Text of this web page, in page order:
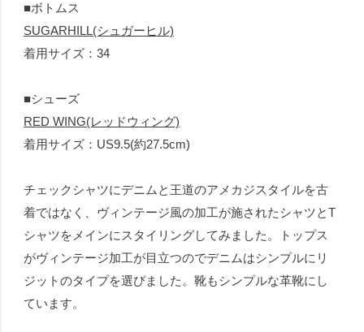
■ボトムス
SUGARHILL(シュガーヒル)
着用サイズ：34
■シューズ
RED WING(レッドウィング)
着用サイズ：US9.5(約27.5cm)
チェックシャツにデニムと王道のアメカジスタイルを古
着ではなく、ヴィンテージ風の加工が施されたシャツとT
シャツをメインにスタイリングしてみました。トップス
がヴィンテージ加工が目立つのでデニムはシンプルにリ
ジットのタイプを選びました。靴もシンプルな革靴にし
ています。